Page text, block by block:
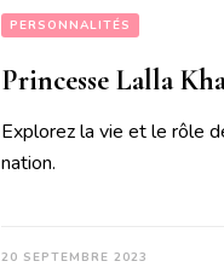
PERSONNALITÉS
Princesse Lalla
Explorez la vie et le rôle
nation.
20 SEPTEMBRE 2023